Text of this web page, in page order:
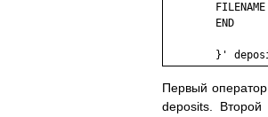
END
}'
Первый
deposits. Второй